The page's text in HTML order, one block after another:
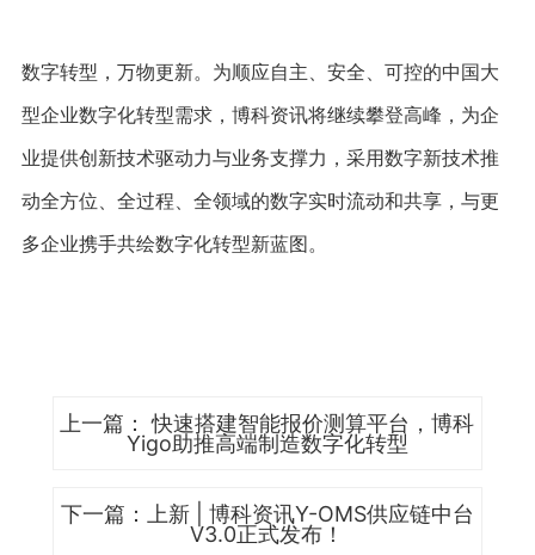
数字转型，万物更新。为顺应自主、安全、可控的中国大
型企业数字化转型需求，博科资讯将继续攀登高峰，为企
业提供创新技术驱动力与业务支撑力，采用数字新技术推
动全方位、全过程、全领域的数字实时流动和共享，与更
多企业携手共绘数字化转型新蓝图。
上一篇：快速搭建智能报价测算平台，博科
Yigo助推高端制造数字化转型
下一篇： 上新 | 博科资讯Y-OMS供应链中台
V3.0正式发布！